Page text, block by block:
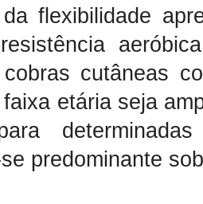
da flexibilidade
cutâneas
etária seja
predominante